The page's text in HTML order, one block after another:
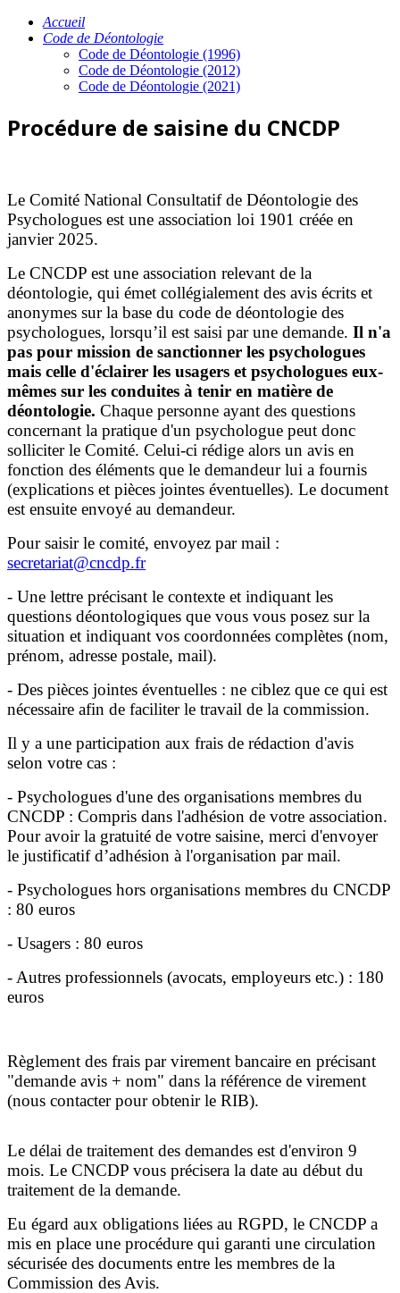
Accueil
Code de Déontologie
Code de Déontologie (1996)
Code de Déontologie (2012)
Code de Déontologie (2021)
Procédure de saisine du CNCDP
Le Comité National Consultatif de Déontologie des
Psychologues est une association loi 1901 créée en
janvier 2025.
Le CNCDP est une association relevant de la
déontologie, qui émet collégialement des avis écrits et
anonymes sur la base du code de déontologie des
psychologues, lorsqu’il est saisi par une demande. Il n'a
pas pour mission de sanctionner les psychologues
mais celle d'éclairer les usagers et psychologues eux-
mêmes sur les conduites à tenir en matière de
déontologie. Chaque personne ayant des questions
concernant la pratique d'un psychologue peut donc
solliciter le Comité. Celui-ci rédige alors un avis en
fonction des éléments que le demandeur lui a fournis
(explications et pièces jointes éventuelles). Le document
est ensuite envoyé au demandeur.
Pour saisir le comité, envoyez par mail :
secretariat@cncdp.fr
- Une lettre précisant le contexte et indiquant les
questions déontologiques que vous vous posez sur la
situation et indiquant vos coordonnées complètes (nom,
prénom, adresse postale, mail).
- Des pièces jointes éventuelles : ne ciblez que ce qui est
nécessaire afin de faciliter le travail de la commission.
Il y a une participation aux frais de rédaction d'avis
selon votre cas :
- Psychologues d'une des organisations membres du
CNCDP : Compris dans l'adhésion de votre association.
Pour avoir la gratuité de votre saisine, merci d'envoyer
le justificatif d’adhésion à l'organisation par mail.
- Psychologues hors organisations membres du CNCDP
: 80 euros
- Usagers : 80 euros
- Autres professionnels (avocats, employeurs etc.) : 180
euros
Règlement des frais par virement bancaire en précisant
"demande avis + nom" dans la référence de virement
(nous contacter pour obtenir le RIB).
Le délai de traitement des demandes est d'environ 9
mois. Le CNCDP vous précisera la date au début du
traitement de la demande.
Eu égard aux obligations liées au RGPD, le CNCDP a
mis en place une procédure qui garanti une circulation
sécurisée des documents entre les membres de la
Commission des Avis.